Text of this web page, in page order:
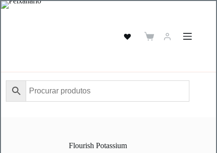
Pular
Carrinho
Flourish Potassium